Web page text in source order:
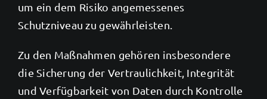
um ein dem Risiko angemessenes
Schutzniveau zu gewährleisten.
Zu den Maßnahmen gehören insbesondere
die Sicherung der Vertraulichkeit, Integrität
und Verfügbarkeit von Daten durch Kontrolle